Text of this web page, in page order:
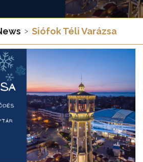
Siófok Téli Varázsa